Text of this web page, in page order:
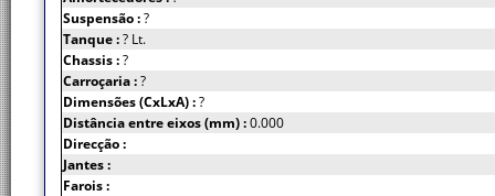
Suspensão :?
Tanque :? Lt.
Chassis :?
Carroçaria :?
Dimensões (CxLxA) :?
Distância entre eixos (mm) :0.000
Direcção :
Jantes :
Farois :